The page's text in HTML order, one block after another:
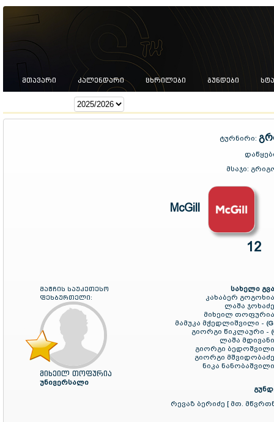
ᲛᲗᲐᲕᲐᲠᲘ ᲙᲐᲚᲔᲜᲓᲐᲠᲘ ᲪᲮᲠᲘᲚᲔᲑᲘ ᲒᲣᲜᲓᲔᲑᲘ
ტურნირი:
მსაჯი:
McGill
12
მატჩის საუკეთესო
ფეხბურთელი:
მიხეილ თოფურია
უნივერსალი
სახელი
კახაბერ
ლაშა
მიხეილ
მამუკა მჭედლიშვილი -
გიორგი წიკლაური -
ლაშა
გიორგი
გიორგი
ნიკა
რევაზ ბერიძე [ მთ.